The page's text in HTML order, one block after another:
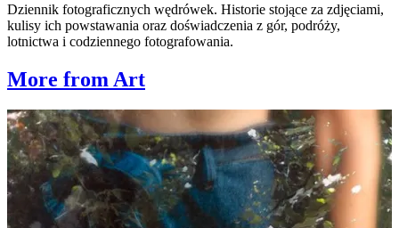
Dziennik fotograficznych wędrówek. Historie stojące za zdjęciami,
kulisy ich powstawania oraz doświadczenia z gór, podróży,
lotnictwa i codziennego fotografowania.
More from Art